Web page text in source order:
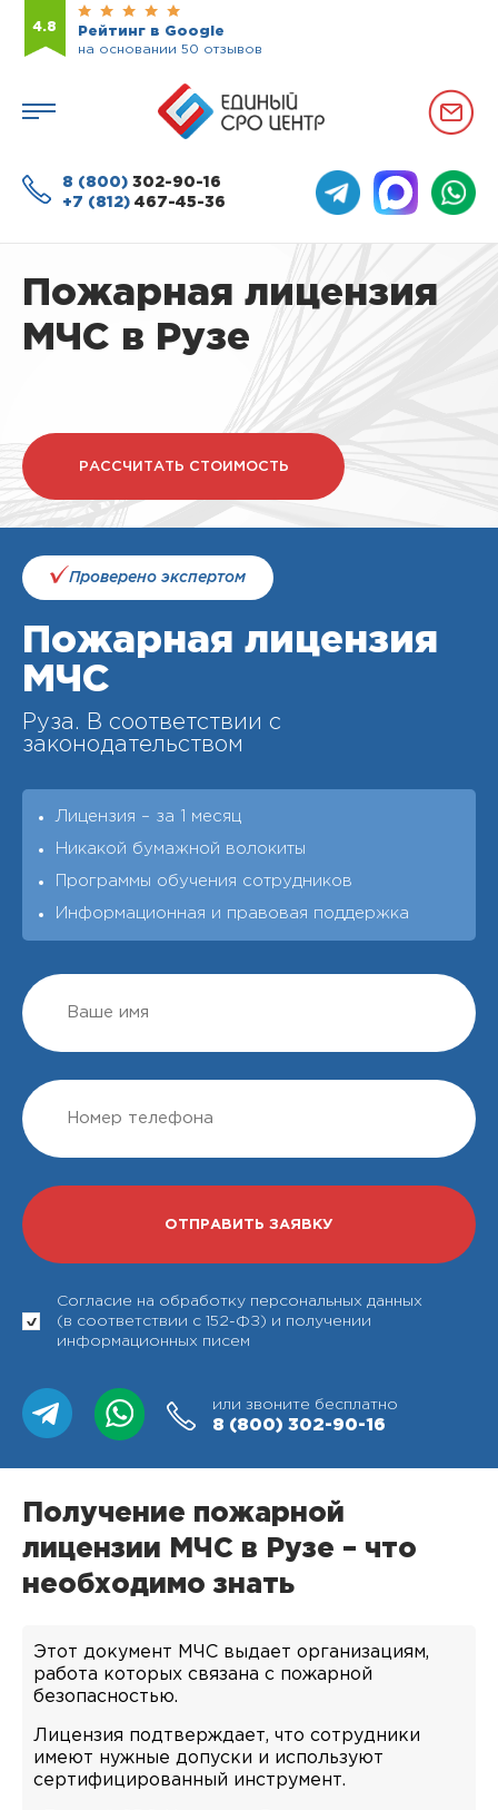
4.8
Рейтинг в Google
на основании 50 отзывов
8 (800) 302-90-16
+7 (812) 467-45-36
Пожарная лицензия
МЧС в Рузе
РАССЧИТАТЬ СТОИМОСТЬ
Проверено экспертом
Пожарная лицензия
МЧС
Руза. В соответствии с
законодательством
Лицензия – за 1 месяц
Никакой бумажной волокиты
Программы обучения сотрудников
Информационная и правовая поддержка
Согласие на обработку персональных данных
(в соответствии с 152-ФЗ) и получении
информационных писем
или звоните бесплатно
8 (800) 302-90-16
Получение пожарной
лицензии МЧС в Рузе – что
необходимо знать
Этот документ МЧС выдает организациям,
работа которых связана с пожарной
безопасностью.
Лицензия подтверждает, что сотрудники
имеют нужные допуски и используют
сертифицированный инструмент.